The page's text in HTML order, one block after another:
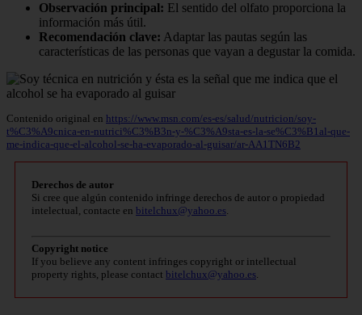
Observación principal: El sentido del olfato proporciona la
información más útil.
Recomendación clave: Adaptar las pautas según las
características de las personas que vayan a degustar la comida.
Contenido original en https://www.msn.com/es-es/salud/nutricion/soy-
t%C3%A9cnica-en-nutrici%C3%B3n-y-%C3%A9sta-es-la-se%C3%B1al-que-
me-indica-que-el-alcohol-se-ha-evaporado-al-guisar/ar-AA1TN6B2
Derechos de autor
Si cree que algún contenido infringe derechos de autor o propiedad
intelectual, contacte en bitelchux@yahoo.es.
Copyright notice
If you believe any content infringes copyright or intellectual
property rights, please contact bitelchux@yahoo.es.